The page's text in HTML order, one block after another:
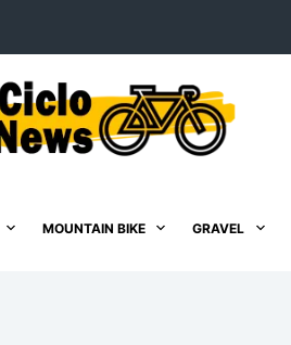
MOUNTAIN BIKE GRAVEL